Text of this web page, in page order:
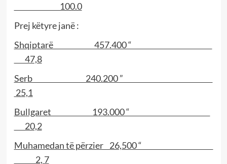
100.0
Prej këtyre janë :
Shqiptarë 457.400 “
47,8
Serb 240.200 ”
25,1
Bullgaret 193.000 “
20,2
Muhamedan të përzier 26,500 “
2, 7